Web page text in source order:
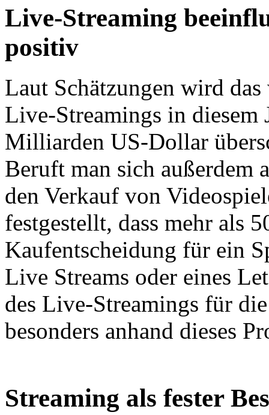
Live-Streaming
positiv
Laut Schätzungen wird
Live-Streamings in
Milliarden US-Dollar
Beruft man sich außerdem
den Verkauf von
festgestellt, dass mehr als
Kaufentscheidung für ein
Live Streams oder eines
des Live-Streamings für
besonders anhand dieses
Streaming als fester